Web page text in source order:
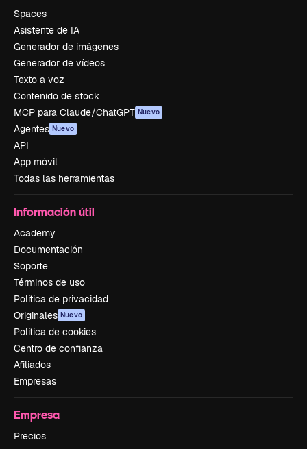
Spaces
Asistente de IA
Generador de imágenes
Generador de vídeos
Texto a voz
Contenido de stock
MCP para Claude/ChatGPT Nuevo
Agentes Nuevo
API
App móvil
Todas las herramientas
Información útil
Academy
Documentación
Soporte
Términos de uso
Política de privacidad
Originales Nuevo
Política de cookies
Centro de confianza
Afiliados
Empresas
Empresa
Precios